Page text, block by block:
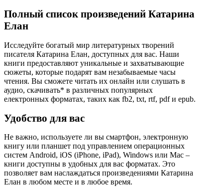
Полный список произведений Катарина
Елан
Исследуйте богатый мир литературных творений
писателя Катарина Елан, доступных для вас. Наши
книги предоставляют уникальные и захватывающие
сюжеты, которые подарят вам незабываемые часы
чтения. Вы сможете читать их онлайн или слушать в
аудио, скачивать* в различных популярных
електронных форматах, таких как fb2, txt, rtf, pdf и epub.
Удобство для вас
Не важно, используете ли вы смартфон, электронную
книгу или планшет под управлением операционных
систем Android, iOS (iPhone, iPad), Windows или Mac –
книги доступны в удобных для вас форматах. Это
позволяет вам наслаждаться произведениями Катарина
Елан в любом месте и в любое время.